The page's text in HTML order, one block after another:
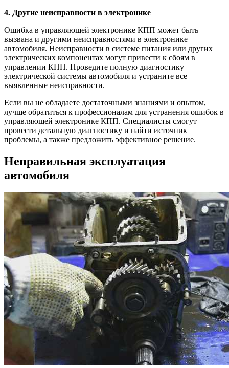
4. Другие неисправности в электронике
Ошибка в управляющей электронике КПП может быть
вызвана и другими неисправностями в электронике
автомобиля. Неисправности в системе питания или других
электрических компонентах могут привести к сбоям в
управлении КПП. Проведите полную диагностику
электрической системы автомобиля и устраните все
выявленные неисправности.
Если вы не обладаете достаточными знаниями и опытом,
лучше обратиться к профессионалам для устранения ошибок в
управляющей электронике КПП. Специалисты смогут
провести детальную диагностику и найти источник
проблемы, а также предложить эффективное решение.
Неправильная эксплуатация
автомобиля